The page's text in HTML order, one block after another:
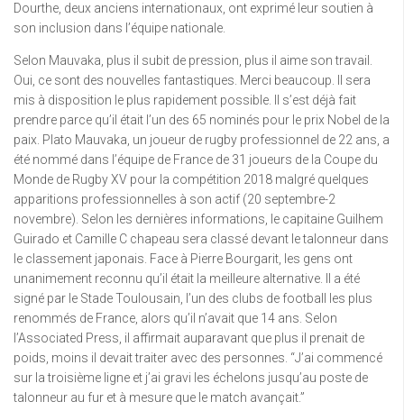
Dourthe, deux anciens internationaux, ont exprimé leur soutien à
son inclusion dans l’équipe nationale.
Selon Mauvaka, plus il subit de pression, plus il aime son travail.
Oui, ce sont des nouvelles fantastiques. Merci beaucoup. Il sera
mis à disposition le plus rapidement possible. Il s’est déjà fait
prendre parce qu’il était l’un des 65 nominés pour le prix Nobel de la
paix. Plato Mauvaka, un joueur de rugby professionnel de 22 ans, a
été nommé dans l’équipe de France de 31 joueurs de la Coupe du
Monde de Rugby XV pour la compétition 2018 malgré quelques
apparitions professionnelles à son actif (20 septembre-2
novembre). Selon les dernières informations, le capitaine Guilhem
Guirado et Camille C chapeau sera classé devant le talonneur dans
le classement japonais. Face à Pierre Bourgarit, les gens ont
unanimement reconnu qu’il était la meilleure alternative. Il a été
signé par le Stade Toulousain, l’un des clubs de football les plus
renommés de France, alors qu’il n’avait que 14 ans. Selon
l’Associated Press, il affirmait auparavant que plus il prenait de
poids, moins il devait traiter avec des personnes. “J’ai commencé
sur la troisième ligne et j’ai gravi les échelons jusqu’au poste de
talonneur au fur et à mesure que le match avançait.”